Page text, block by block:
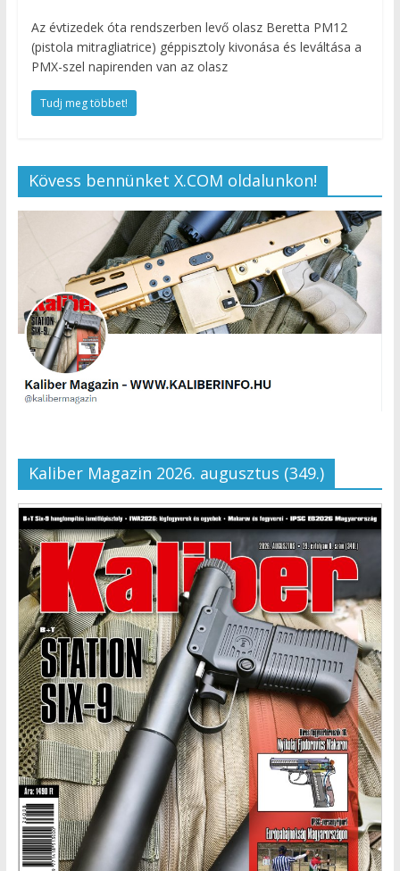
Az évtizedek óta rendszerben levő olasz Beretta PM12
(pistola mitragliatrice) géppisztoly kivonása és leváltása a
PMX-szel napirenden van az olasz
Tudj meg többet!
Kövess bennünket X.COM oldalunkon!
Kaliber Magazin 2026. augusztus (349.)